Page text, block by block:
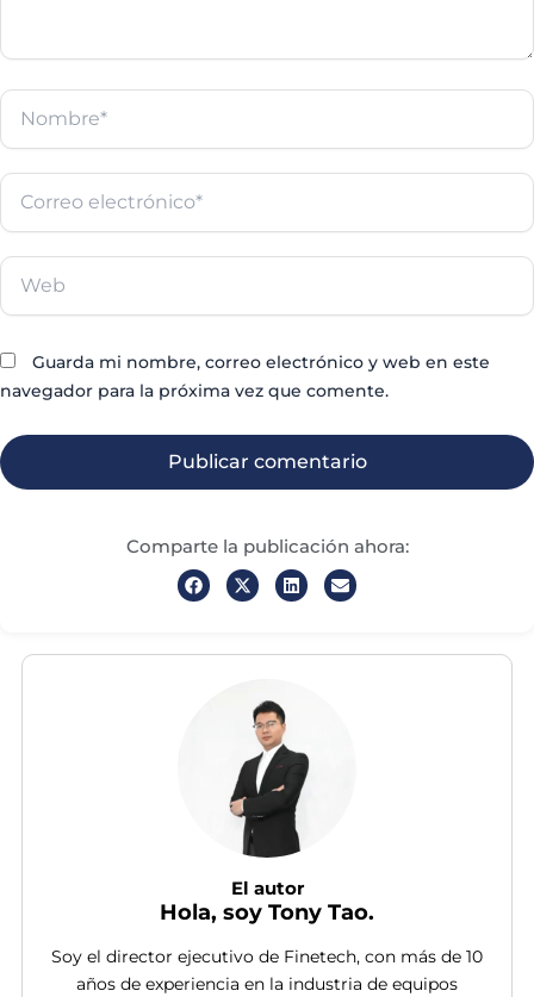
Nombre*
Correo
electrónico*
Web
Guarda mi nombre, correo electrónico y web en este
navegador para la próxima vez que comente.
Comparte la publicación ahora:
El autor
Hola, soy Tony Tao.
Soy el director ejecutivo de Finetech, con más de 10
años de experiencia en la industria de equipos